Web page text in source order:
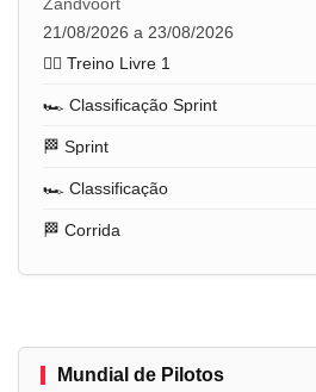
21/08/2026 a 23/08/2026
🏋️‍♂️ Treino Livre 1
🏎️ Classificação Sprint
🏁 Sprint
🏎️ Classificação
🏁 Corrida
Mundial de Pilotos